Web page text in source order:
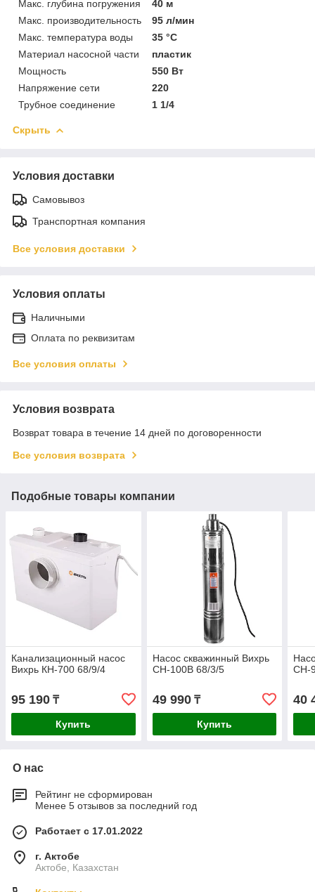
Макс. глубина погружения
40 м
Макс. производительность
95 л/мин
Макс. температура воды
35 °C
Материал насосной части
пластик
Мощность
550 Вт
Напряжение сети
220
Трубное соединение
1 1/4
Скрыть
Условия доставки
Самовывоз
Транспортная компания
Все условия доставки
Условия оплаты
Наличными
Оплата по реквизитам
Все условия оплаты
Условия возврата
Возврат товара в течение 14 дней по договоренности
Все условия возврата
Подобные товары компании
Канализационный насос
Вихрь КН-700 68/9/4
95 190 ₸
Купить
Насос скважинный Вихрь
СН-100В 68/3/5
49 990₸
Купить
СН-
40
О нас
Рейтинг не сформирован
Менее 5 отзывов за последний год
Работает с 17.01.2022
г. Актобе
Актобе, Казахстан